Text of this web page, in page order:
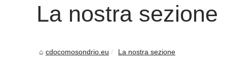
La nostra sezione
cdocomosondrio.eu La nostra sezione